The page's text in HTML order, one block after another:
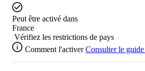
Peut être activé dans
France
Vérifiez les restrictions de pays
Comment l'activer Consulter le